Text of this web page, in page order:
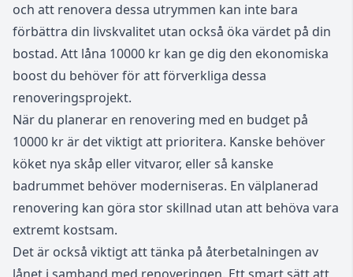
och att renovera dessa utrymmen kan inte bara
förbättra din livskvalitet utan också öka värdet på din
bostad. Att låna 10000 kr kan ge dig den ekonomiska
boost du behöver för att förverkliga dessa
renoveringsprojekt.
När du planerar en renovering med en budget på
10000 kr är det viktigt att prioritera. Kanske behöver
köket nya skåp eller vitvaror, eller så kanske
badrummet behöver moderniseras. En välplanerad
renovering kan göra stor skillnad utan att behöva vara
extremt kostsam.
Det är också viktigt att tänka på återbetalningen av